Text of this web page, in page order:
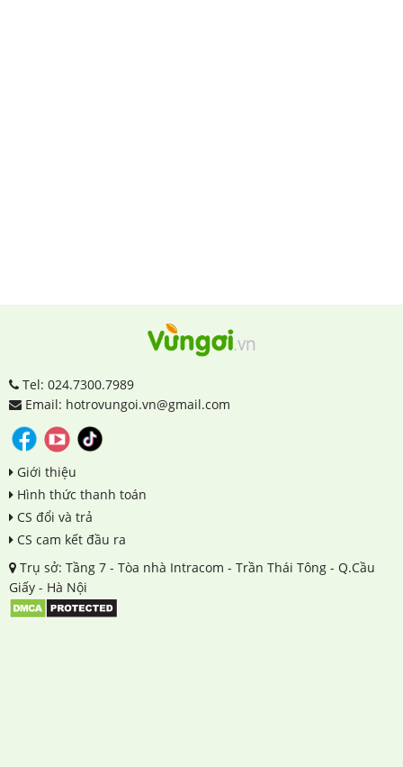
Tel: 024.7300.7989
Email: hotrovungoi.vn@gmail.com
Giới thiệu
Hình thức thanh toán
CS đổi và trả
CS cam kết đầu ra
Trụ sở: Tầng 7 - Tòa nhà Intracom - Trần Thái Tông - Q.Cầu
Giấy - Hà Nội